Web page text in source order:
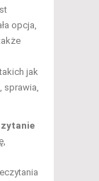
opcja,
jak
sprawia,